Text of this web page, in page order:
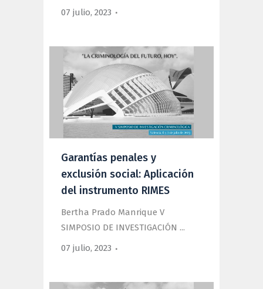
07 julio, 2023
Garantías penales y
exclusión social: Aplicación
del instrumento RIMES
Bertha Prado Manrique V
SIMPOSIO DE INVESTIGACIÓN ...
07 julio, 2023